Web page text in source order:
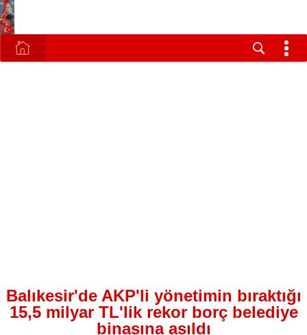
Balıkesir'de AKP'li yönetimin bıraktığı
15,5 milyar TL'lik rekor borç belediye
binasına asıldı